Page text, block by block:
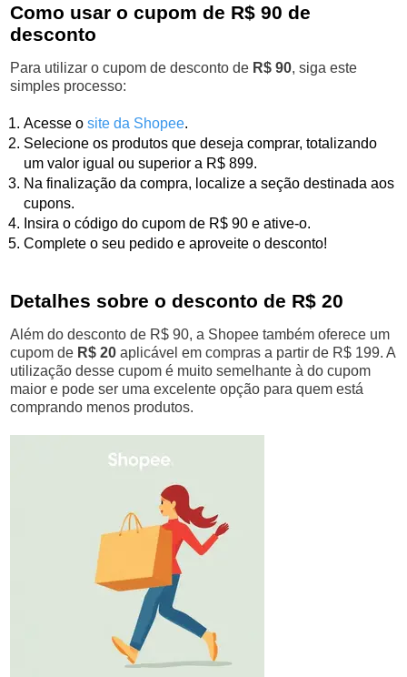
Como usar o cupom de R$ 90 de
desconto
Para utilizar o cupom de desconto de R$ 90, siga este
simples processo:
Acesse osite da Shopee.
Selecione os produtos que deseja comprar, totalizando
um valor igual ou superior a R$ 899.
Na finalização da compra, localize a seção destinada aos
cupons.
Insira o código do cupom de R$ 90 e ative-o.
Complete o seu pedido e aproveite o desconto!
Detalhes sobre o desconto de R$ 20
Além do desconto de R$ 90, a Shopee também oferece um
cupom de R$ 20 aplicável em compras a partir de R$ 199. A
utilização desse cupom é muito semelhante à do cupom
maior e pode ser uma excelente opção para quem está
comprando menos produtos.